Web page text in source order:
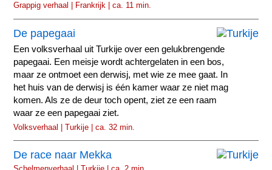
Grappig verhaal | Frankrijk | ca. 11 min.
De papegaai
Een volksverhaal uit Turkije over een gelukbrengende
papegaai. Een meisje wordt achtergelaten in een bos,
maar ze ontmoet een derwisj, met wie ze mee gaat. In
het huis van de derwisj is één kamer waar ze niet mag
komen. Als ze de deur toch opent, ziet ze een raam
waar ze een papegaai ziet.
Volksverhaal | Turkije | ca. 32 min.
De race naar Mekka